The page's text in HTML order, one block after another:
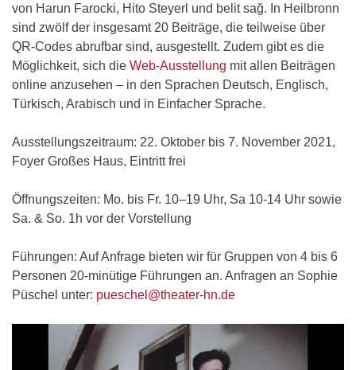
von Harun Farocki, Hito Steyerl und belit sağ. In Heilbronn
sind zwölf der insgesamt 20 Beiträge, die teilweise über
QR-Codes abrufbar sind, ausgestellt. Zudem gibt es die
Möglichkeit, sich die Web-Ausstellung mit allen Beiträgen
online anzusehen – in den Sprachen Deutsch, Englisch,
Türkisch, Arabisch und in Einfacher Sprache.
Ausstellungszeitraum: 22. Oktober bis 7. November 2021,
Foyer Großes Haus, Eintritt frei
Öffnungszeiten: Mo. bis Fr. 10–19 Uhr, Sa 10-14 Uhr sowie
Sa. & So. 1h vor der Vorstellung
Führungen: Auf Anfrage bieten wir für Gruppen von 4 bis 6
Personen 20-minütige Führungen an. Anfragen an Sophie
Püschel unter: pueschel@theater-hn.de